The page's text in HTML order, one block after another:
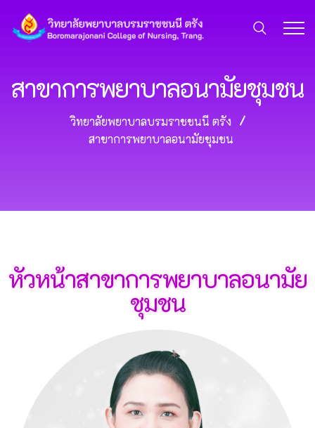
สาขาการพยาบาลอนามัยชุมชน
วิทยาลัยพยาบาลบรมราชชนนี ตรัง
สาขาการพยาบาลอนามัยชุมชน
หัวหน้าสาขาการพยาบาลอนามัย
ชุมชน